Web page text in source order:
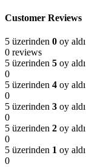
Customer Reviews
5 üzerinden 0 oy aldı
0 reviews
5 üzerinden 5 oy aldı
0
5 üzerinden 4 oy aldı
0
5 üzerinden 3 oy aldı
0
5 üzerinden 2 oy aldı
0
5 üzerinden 1 oy aldı
0